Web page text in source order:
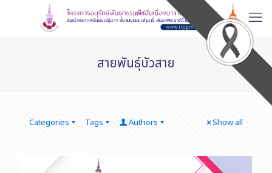
สายพันธุ์บัวสาย
Categories Tags Authors Show all